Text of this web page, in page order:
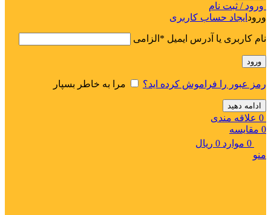
ورود / ثبت نام
ورود ایجاد حساب کاربری
نام کاربری یا آدرس ایمیل * الزامی
ورود
رمز عبور را فراموش کرده اید؟ مرا به خاطر بسپار
ادامه دهید
0 علاقه مندی
0 مقایسه
0 موارد 0 ریال
منو